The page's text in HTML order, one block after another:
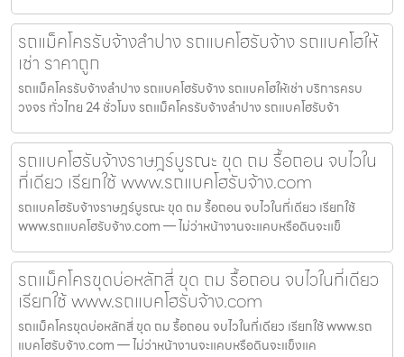
รถแม็คโครรับจ้างลำปาง รถแบคโฮรับจ้าง รถแบคโฮให้
เช่า ราคาถูก
รถแม็คโครรับจ้างลำปาง รถแบคโฮรับจ้าง รถแบคโฮให้เช่า บริการครบ
วงจร ทั่วไทย 24 ชั่วโมง รถแม็คโครรับจ้างลำปาง รถแบคโฮรับจ้า
รถแบคโฮรับจ้างราษฎร์บูรณะ ขุด ถม รื้อถอน จบไวใน
ที่เดียว เรียกใช้ www.รถแบคโฮรับจ้าง.com
รถแบคโฮรับจ้างราษฎร์บูรณะ ขุด ถม รื้อถอน จบไวในที่เดียว เรียกใช้
www.รถแบคโฮรับจ้าง.com — ไม่ว่าหน้างานจะแคบหรือดินจะแข็
รถแม็คโครขุดบ่อหลักสี่ ขุด ถม รื้อถอน จบไวในที่เดียว
เรียกใช้ www.รถแบคโฮรับจ้าง.com
รถแม็คโครขุดบ่อหลักสี่ ขุด ถม รื้อถอน จบไวในที่เดียว เรียกใช้ www.รถ
แบคโฮรับจ้าง.com — ไม่ว่าหน้างานจะแคบหรือดินจะแข็งแค